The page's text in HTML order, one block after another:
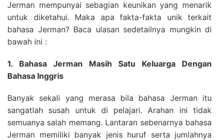
Jerman mempunyai sebagian keunikan yang menarik
untuk diketahui. Maka apa fakta-fakta unik terkait
bahasa Jerman? Baca ulasan sedetailnya mungkin di
bawah ini :
1. Bahasa Jerman Masih Satu Keluarga Dengan
Bahasa Inggris
Banyak sekali yang merasa bila bahasa Jerman itu
sangatlah susah untuk di pelajari. Arahan ini tidak
semuanya salah memang. Lantaran sebenarnya bahasa
Jerman memiliki banyak jenis huruf serta jumlahnya